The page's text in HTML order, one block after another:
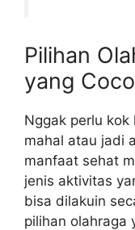
Pilihan
yang
Nggak perlu
mahal atau jadi
manfaat sehat
jenis aktivitas
bisa dilakuin
pilihan olahraga